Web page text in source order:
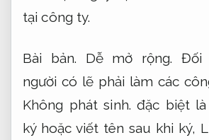
tại công ty.
Bài bản. Dễ mở rộng. Đối
người có lẽ phải làm các
Không phát sinh. đặc biệt
ký hoặc viết tên sau khi ký,